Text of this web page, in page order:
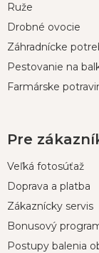
Ruže
Drobné ovocie
Záhradnícke
Pestovanie na
Farmárske
Pre
Veľká fotosúťaž
Doprava a platba
Zákaznícky servis
Bonusový
Postupy balenia